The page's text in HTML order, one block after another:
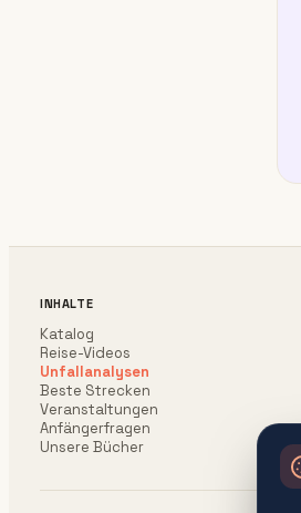
INHALTE
Katalog
Reise-Videos
Unfallanalysen
Beste Strecken
Veranstaltungen
Anfängerfragen
Unsere Bücher